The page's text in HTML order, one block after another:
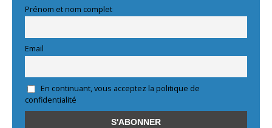
Prénom et nom complet
Email
En continuant, vous acceptez la politique de
confidentialité